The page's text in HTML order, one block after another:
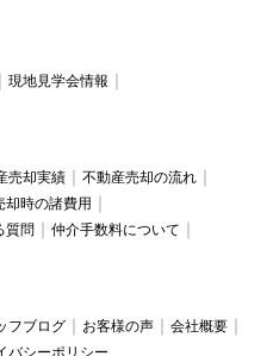
現地見学会情報
売却実績
不動産売却の流れ
却時の諸費用
質問
仲介手数料について
フブログ お客様の声
会社概要
バシーポリシー